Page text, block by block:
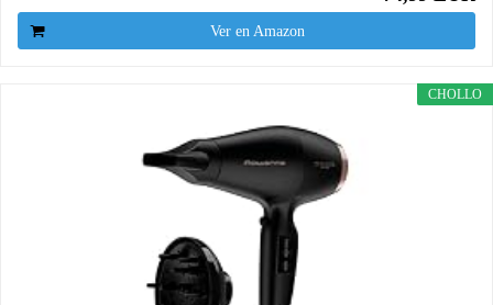
Ver en Amazon
CHOLLO